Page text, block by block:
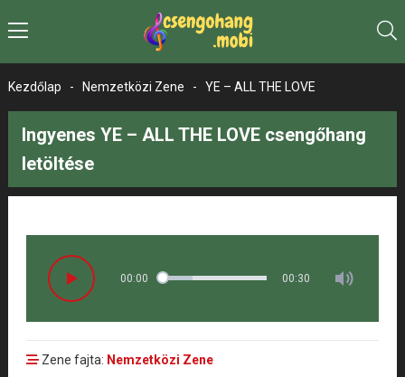
Kezdőlap - Nemzetközi Zene - YE – ALL THE LOVE
Ingyenes YE – ALL THE LOVE csengőhang
letöltése
00:00 00:30
Zene fajta: Nemzetközi Zene